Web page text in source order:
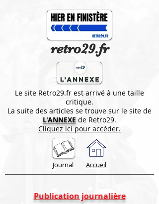
retro29.fr
Le site Retro29.fr est arrivé à une taille
critique.
La suite des articles se trouve sur le site de
L'ANNEXE de Retro29.
Cliquez ici pour accéder.
Journal Accueil
Publication journalière